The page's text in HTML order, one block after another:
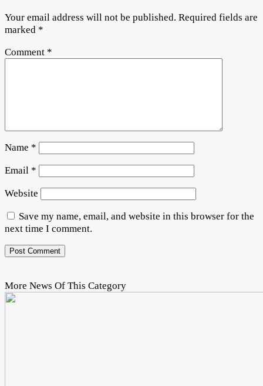
Your email address will not be published. Required fields are
marked *
Comment *
Name *
Email *
Website
Save my name, email, and website in this browser for the
next time I comment.
More News Of This Category